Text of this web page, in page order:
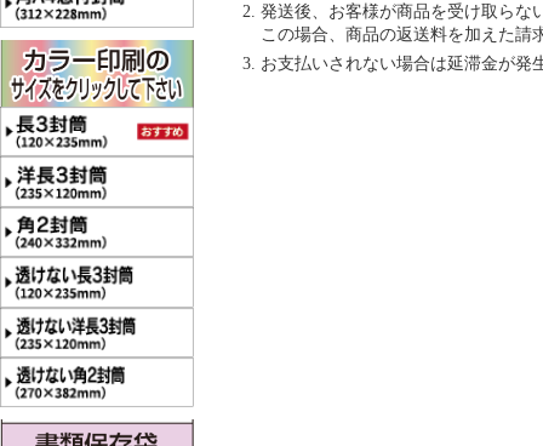
発送後、お客様が商品を受け取らな
この場合、商品の返送料を加えた請
お支払いされない場合は延滞金が発